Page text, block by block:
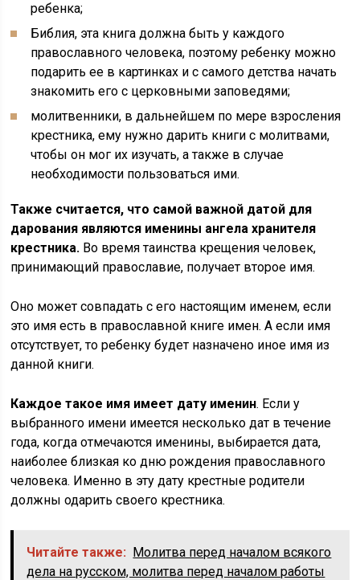
ребенка;
Библия, эта книга должна быть у каждого
православного человека, поэтому ребенку можно
подарить ее в картинках и с самого детства начать
знакомить его с церковными заповедями;
молитвенники, в дальнейшем по мере взросления
крестника, ему нужно дарить книги с молитвами,
чтобы он мог их изучать, а также в случае
необходимости пользоваться ими.
Также считается, что самой важной датой для
дарования являются именины ангела хранителя
крестника. Во время таинства крещения человек,
принимающий православие, получает второе имя.
Оно может совпадать с его настоящим именем, если
это имя есть в православной книге имен. А если имя
отсутствует, то ребенку будет назначено иное имя из
данной книги.
Каждое такое имя имеет дату именин. Если у
выбранного имени имеется несколько дат в течение
года, когда отмечаются именины, выбирается дата,
наиболее близкая ко дню рождения православного
человека. Именно в эту дату крестные родители
должны одарить своего крестника.
Читайте также: Молитва перед началом всякого
дела на русском, молитва перед началом работы